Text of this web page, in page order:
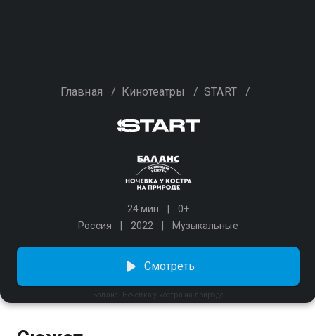
Главная / Кинотеатры / START /
24 мин
0+
Россия
2022 Музыкальные
Баланс. Ночевка у костра на природе
Смотреть